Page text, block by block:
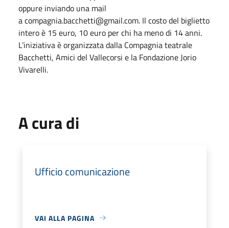
oppure inviando una mail
a compagnia.bacchetti@gmail.com. Il costo del biglietto
intero è 15 euro, 10 euro per chi ha meno di 14 anni.
L’iniziativa è organizzata dalla Compagnia teatrale
Bacchetti, Amici del Vallecorsi e la Fondazione Jorio
Vivarelli.
A cura di
Ufficio comunicazione
VAI ALLA PAGINA